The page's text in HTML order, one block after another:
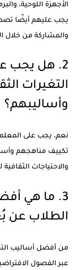
الأجهزة اللوحية،
يجب عليهم أيضًا
والمشاركة من خلال
2. هل يجب
التغيرات
وأساليبهم؟
نعم، يجب على
تكييف مناهجهم
والاحتياجات
3. ما هي
الطلاب عن
من أفضل أساليب
عبر الفصول